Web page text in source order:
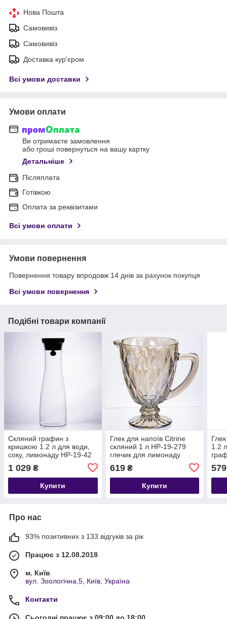
Нова Пошта
Самовивіз
Самовивіз
Доставка кур'єром
Всі умови доставки
Умови оплати
Ви отримаєте замовлення
або гроші повернуться на вашу картку
Детальніше
Післяплата
Готівкою
Оплата за реквізитами
Всі умови оплати
Умови повернення
Повернення товару впродовж 14 днів за рахунок покупця
Всі умови повернення
Подібні товари компанії
Скляний графин з
кришкою 1.2 л для води,
соку, лимонаду HP-19-42
1 029 ₴
Купити
Глек для напоїв Citrine
скляний 1 л HP-19-279
глечик для лимонаду
лимонадник декоративний
з ручкою
619₴
Купити
1.2
19-
579
Про нас
93% позитивних з 133 відгуків за рік
Працює з 12.08.2018
м. Київ
вул. Зоологічна,5, Київ, Україна
Контакти